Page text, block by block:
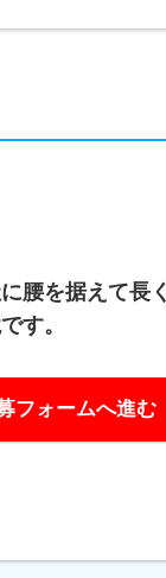
腰を据えて長
す。
フォームへ進む